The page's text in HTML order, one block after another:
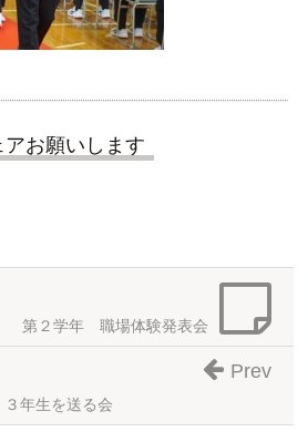
お願いします
第２学年 職場体験発表会
年生を送る会
Prev